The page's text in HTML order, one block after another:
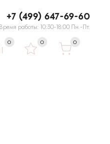
+7 (499) 647-69-60
Время работы: 10:30-18:00 Пн.-Пт.
0 0 0